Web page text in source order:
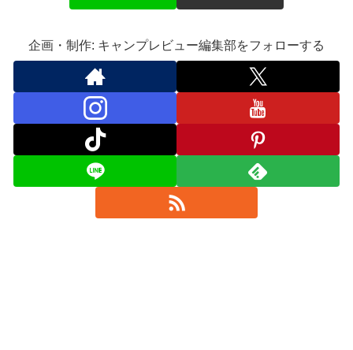
企画・制作: キャンプレビュー編集部をフォローする